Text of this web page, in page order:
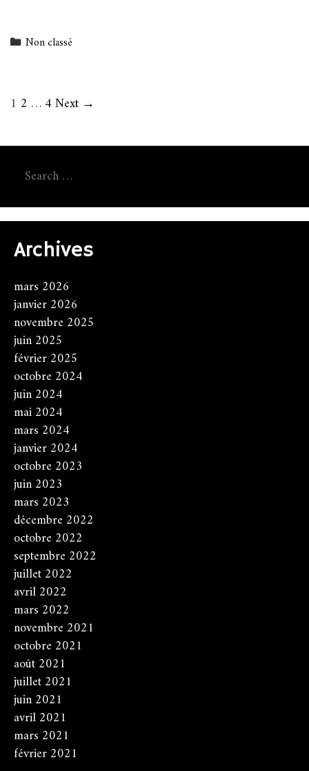
Categories
Non classé
Post
1 2 …4Next →
Search
for:
Archives
mars 2026
janvier 2026
novembre 2025
juin 2025
février 2025
octobre 2024
juin 2024
mai 2024
mars 2024
janvier 2024
octobre 2023
juin 2023
mars 2023
décembre 2022
octobre 2022
septembre 2022
juillet 2022
avril 2022
mars 2022
novembre 2021
octobre 2021
août 2021
juillet 2021
juin 2021
avril 2021
mars 2021
février 2021